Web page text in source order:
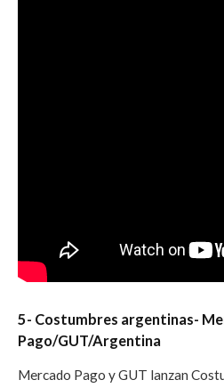
5- Costumbres argentinas-
Pago/GUT/Argentina
Mercado Pago y GUT lanzan